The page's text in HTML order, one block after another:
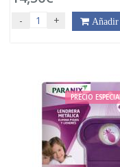
- + Añadir
PRECIO